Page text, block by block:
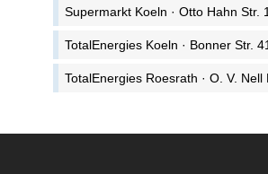
Supermarkt Koeln · Otto Hahn Str.
TotalEnergies Koeln · Bonner Str.
TotalEnergies Roesrath · O. V. Nell